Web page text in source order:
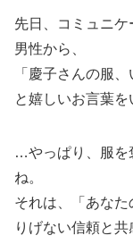
先日、コミュニ
男性から、
「慶子さんの服
と嬉しいお言葉を
…やっぱり、服を
ね。
それは、「あな
りげない信頼と